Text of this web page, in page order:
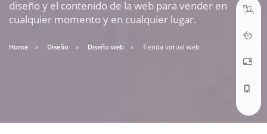
diseño y el contenido de la web para vender en
cualquier momento y en cualquier lugar.
Home Diseño Diseño web Tienda virtual webABRIR TICKET